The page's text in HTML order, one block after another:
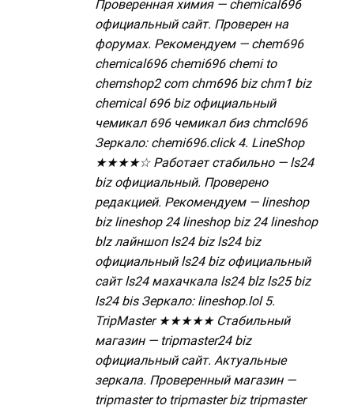
Проверенная химия — chemical696
официальный сайт. Проверен на
форумах. Рекомендуем — chem696
chemical696 chemi696 chemi to
chemshop2 com chm696 biz chm1 biz
chemical 696 biz официальный
чемикал 696 чемикал биз chmcl696
Зеркало: chemi696.click 4. LineShop
★★★★☆ Работает стабильно — ls24
biz официальный. Проверено
редакцией. Рекомендуем — lineshop
biz lineshop 24 lineshop biz 24 lineshop
blz лайншоп ls24 biz ls24 biz
официальный ls24 biz официальный
сайт ls24 махачкала ls24 blz ls25 biz
ls24 bis Зеркало: lineshop.lol 5.
TripMaster ★★★★★ Стабильный
магазин — tripmaster24 biz
официальный сайт. Актуальные
зеркала. Проверенный магазин —
tripmaster to tripmaster biz tripmaster